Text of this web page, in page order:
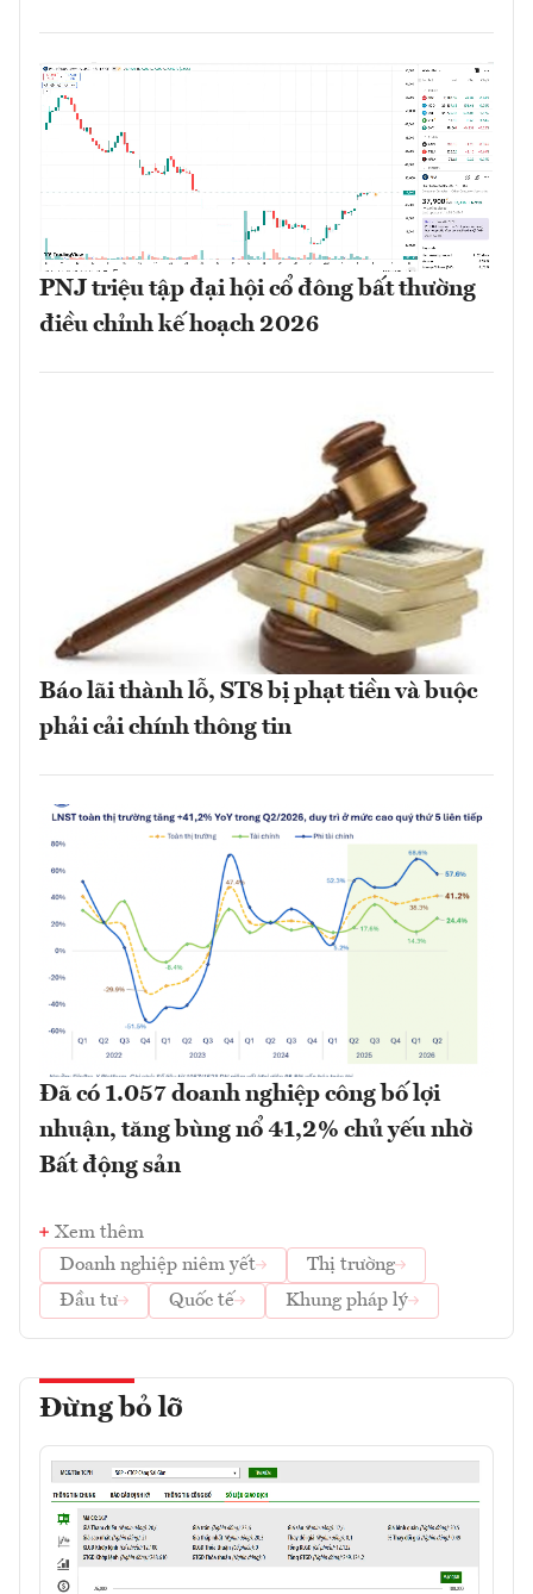
PNJ triệu tập đại hội cổ đông bất thường
điều chỉnh kế hoạch 2026
Báo lãi thành lỗ, ST8 bị phạt tiền và buộc
phải cải chính thông tin
Đã có 1.057 doanh nghiệp công bố lợi
nhuận, tăng bùng nổ 41,2% chủ yếu nhờ
Bất động sản
Xem thêm
Doanh nghiệp niêm yết
Thị trường
Đầu tư
Quốc tế Khung pháp lý
Đừng bỏ lỡ